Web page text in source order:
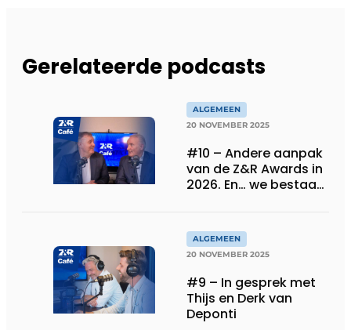
Gerelateerde podcasts
ALGEMEEN
20 NOVEMBER 2025
#10 – Andere aanpak
van de Z&R Awards in
2026. En… we bestaan
ALGEMEEN
20 NOVEMBER 2025
#9 – In gesprek met
Thijs en Derk van
Deponti